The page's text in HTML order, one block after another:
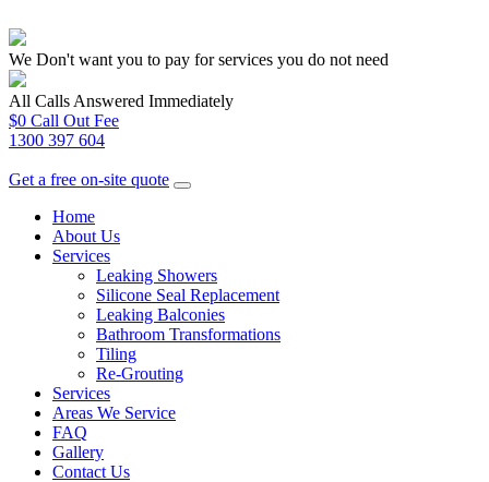
We Don't want you to pay for services you do not need
All Calls Answered Immediately
$0 Call Out Fee
1300 397 604
Get a free on-site quote
Home
About Us
Services
Leaking Showers
Silicone Seal Replacement
Leaking Balconies
Bathroom Transformations
Tiling
Re-Grouting
Services
Areas We Service
FAQ
Gallery
Contact Us